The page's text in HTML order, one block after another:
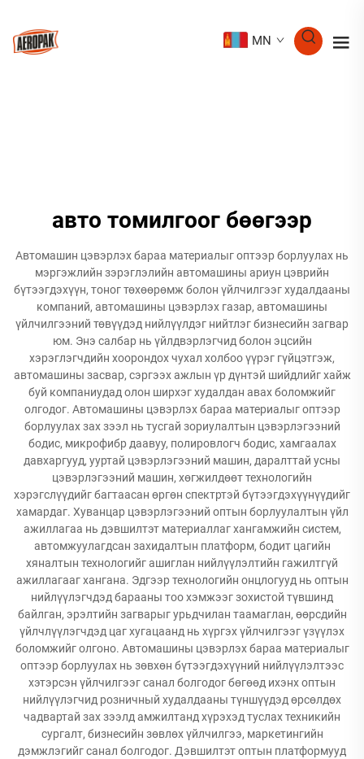
MN
авто томилгоог бөөгээр
Автомашин цэвэрлэх бараа материалыг оптээр борлуулах нь
мэргэжлийн зэрэглэлийн автомашины ариун цэврийн
бүтээгдэхүүн, тоног төхөөрөмж болон үйлчилгээг худалдааны
компаний, автомашины цэвэрлэх газар, автомашины
үйлчилгээний төвүүдэд нийлүүлдэг нийтлэг бизнесийн загвар
юм. Энэ салбар нь үйлдвэрлэгчид болон эцсийн
хэрэглэгчдийн хоорондох чухал холбоо үүрэг гүйцэтгэж,
автомашины засвар, сэргээх ажлын үр дүнтэй шийдлийг хайж
буй компаниудад олон ширхэг худалдан авах боломжийг
олгодог. Автомашины цэвэрлэх бараа материалыг оптээр
борлуулах зах зээл нь тусгай зориулалтын цэвэрлэгээний
бодис, микрофибр даавуу, полировлогч бодис, хамгаалах
давхаргууд, ууртай цэвэрлэгээний машин, даралттай усны
цэвэрлэгээний машин, хөгжилдөөт технологийн
хэрэгслүүдийг багтаасан өргөн спектртэй бүтээгдэхүүнүүдийг
хамардаг. Хуванцар цэвэрлэгээний оптын борлуулалтын үйл
ажиллагаа нь дэвшилтэт материаллаг хангамжийн систем,
автомжуулагдсан захидалтын платформ, бодит цагийн
хяналтын технологийг ашиглан нийлүүлэлтийн гажилтгүй
ажиллагааг хангана. Эдгээр технологийн онцлогууд нь оптын
нийлүүлэгчдэд барааны тоо хэмжээг зохистой түвшинд
байлган, эрэлтийн загварыг урьдчилан таамаглан, өөрсдийн
үйлчлүүлэгчдэд цаг хугацаанд нь хүргэх үйлчилгээг үзүүлэх
боломжийг олгоно. Автомашины цэвэрлэх бараа материалыг
оптээр борлуулах нь зөвхөн бүтээгдэхүүний нийлүүлэлтээс
хэтэрсэн үйлчилгээг санал болгодог бөгөөд ихэнх оптын
нийлүүлэгчид розничный худалдааны түншүүдэд өрсөлдөх
чадвартай зах зээлд амжилтанд хүрэхэд туслах техникийн
сургалт, бизнесийн зөвлөх үйлчилгээ, маркетингийн
дэмжлэгийг санал болгодог. Дэвшилтэт оптын платформууд